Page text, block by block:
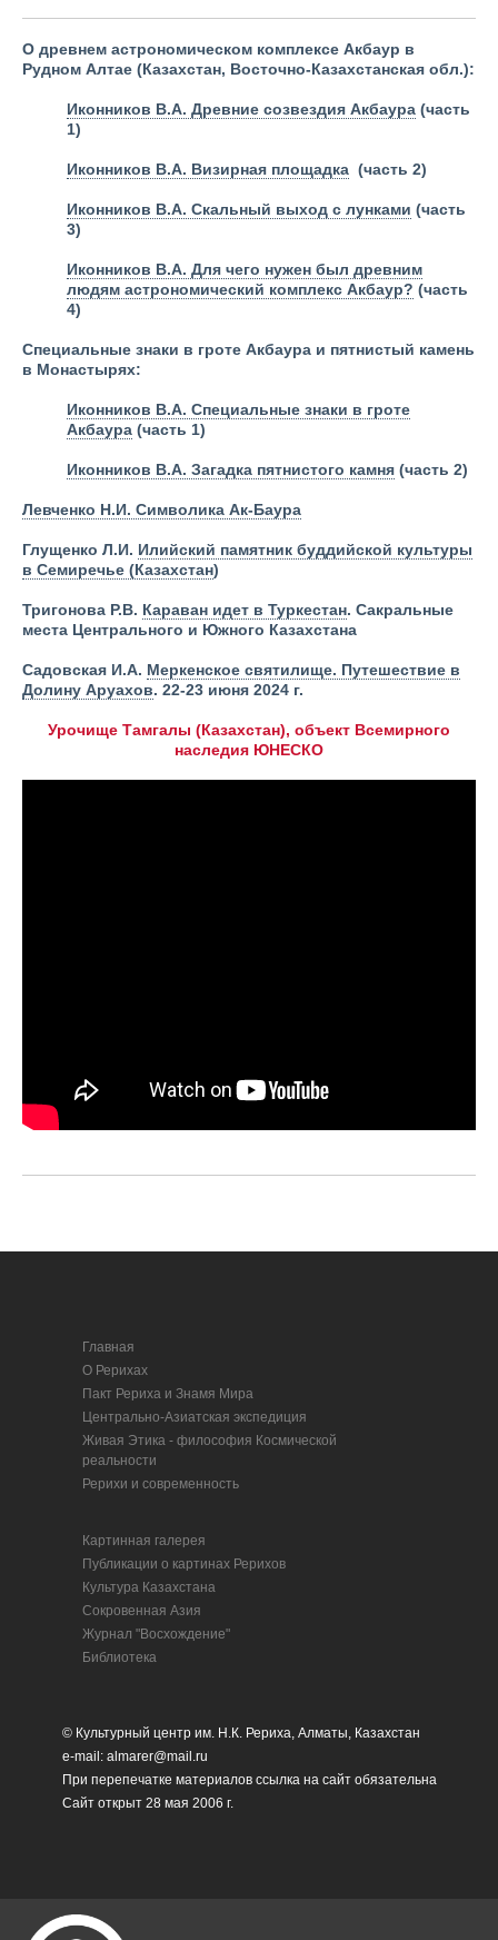
О древнем астрономическом комплексе Акбаур в
Рудном Алтае (Казахстан, Восточно-Казахстанская обл.):
Иконников В.А. Древние созвездия Акбаура (часть
1)
Иконников В.А. Визирная площадка (часть 2)
Иконников В.А. Скальный выход с лунками (часть
3)
Иконников В.А. Для чего нужен был древним
людям астрономический комплекс Акбаур? (часть
4)
Специальные знаки в гроте Акбаура и пятнистый камень
в Монастырях:
Иконников В.А. Специальные знаки в гроте
Акбаура (часть 1)
Иконников В.А. Загадка пятнистого камня (часть 2)
Левченко Н.И. Символика Ак-Баура
Глущенко Л.И. Илийский памятник буддийской культуры
в Семиречье (Казахстан)
Тригонова Р.В. Караван идет в Туркестан. Сакральные
места Центрального и Южного Казахстана
Садовская И.А. Меркенское святилище. Путешествие в
Долину Аруахов. 22-23 июня 2024 г.
Урочище Тамгалы (Казахстан), объект Всемирного
наследия ЮНЕСКО
Главная
О Рерихах
Пакт Рериха и Знамя Мира
Центрально-Азиатская экспедиция
Живая Этика - философия Космической
реальности
Рерихи и современность
Картинная галерея
Публикации о картинах Рерихов
Культура Казахстана
Сокровенная Азия
Журнал "Восхождение"
Библиотека
© Культурный центр им. Н.К. Рериха, Алматы, Казахстан
e-mail: almarer@mail.ru
При перепечатке материалов ссылка на сайт обязательна
Сайт открыт 28 мая 2006 г.